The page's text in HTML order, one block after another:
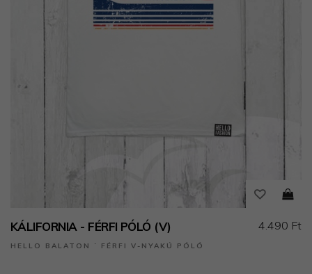
KÁLIFORNIA - FÉRFI PÓLÓ (V)
HELLO BALATON ˙ FÉRFI V-NYAKÚ PÓLÓ
4.490 Ft